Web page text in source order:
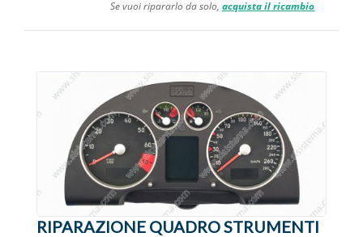
Se vuoi ripararlo da solo, acquista il ricambio
RIPARAZIONE QUADRO STRUMENTI